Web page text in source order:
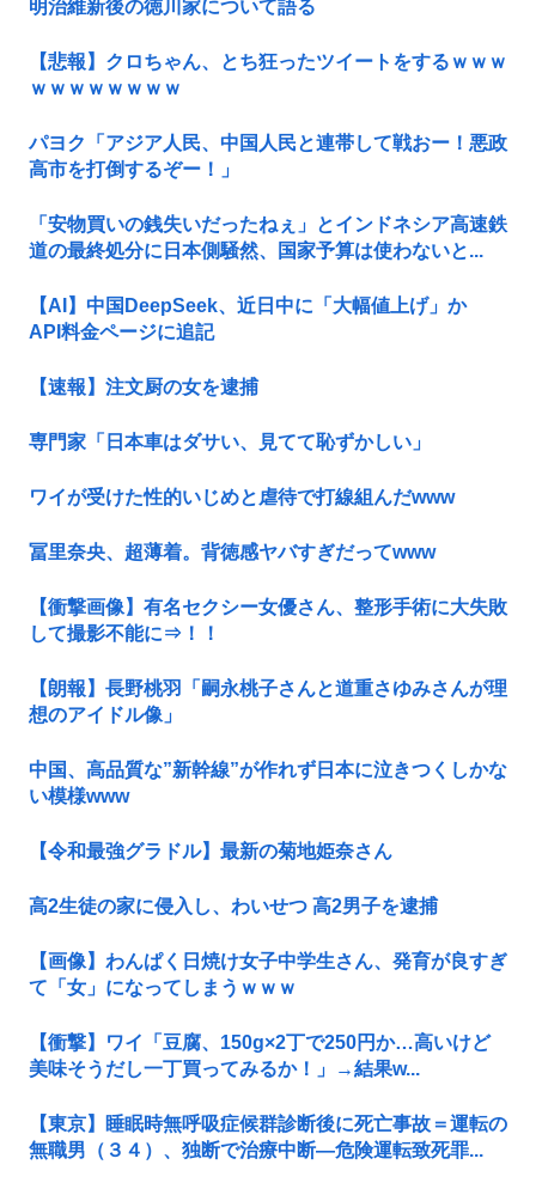
明治維新後の徳川家について語る
【悲報】クロちゃん、とち狂ったツイートをするｗｗｗ
ｗｗｗｗｗｗｗｗ
パヨク「アジア人民、中国人民と連帯して戦おー！悪政
高市を打倒するぞー！」
「安物買いの銭失いだったねぇ」とインドネシア高速鉄
道の最終処分に日本側騒然、国家予算は使わないと...
【AI】中国DeepSeek、近日中に「大幅値上げ」か
API料金ページに追記
【速報】注文厨の女を逮捕
専門家「日本車はダサい、見てて恥ずかしい」
ワイが受けた性的いじめと虐待で打線組んだwww
冨里奈央、超薄着。背徳感ヤバすぎだってwww
【衝撃画像】有名セクシー女優さん、整形手術に大失敗
して撮影不能に⇒！！
【朗報】長野桃羽「嗣永桃子さんと道重さゆみさんが理
想のアイドル像」
中国、高品質な”新幹線”が作れず日本に泣きつくしかな
い模様www
【令和最強グラドル】最新の菊地姫奈さん
高2生徒の家に侵入し、わいせつ 高2男子を逮捕
【画像】わんぱく日焼け女子中学生さん、発育が良すぎ
て「女」になってしまうｗｗｗ
【衝撃】ワイ「豆腐、150g×2丁で250円か…高いけど
美味そうだし一丁買ってみるか！」→結果w...
【東京】睡眠時無呼吸症候群診断後に死亡事故＝運転の
無職男（３４）、独断で治療中断―危険運転致死罪...